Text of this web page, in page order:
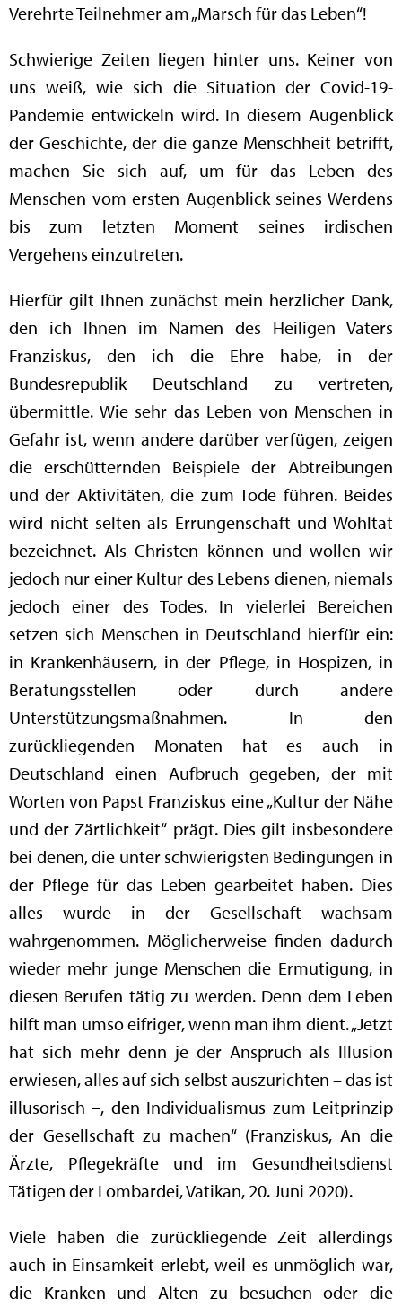
Verehrte Teilnehmer am „Marsch für das Leben“!
Schwierige Zeiten liegen hinter uns. Keiner von
uns weiß, wie sich die Situation der Covid-19-
Pandemie entwickeln wird. In diesem Augenblick
der Geschichte, der die ganze Menschheit betrifft,
machen Sie sich auf, um für das Leben des
Menschen vom ersten Augenblick seines Werdens
bis zum letzten Moment seines irdischen
Vergehens einzutreten.
Hierfür gilt Ihnen zunächst mein herzlicher Dank,
den ich Ihnen im Namen des Heiligen Vaters
Franziskus, den ich die Ehre habe, in der
Bundesrepublik Deutschland zu vertreten,
übermittle. Wie sehr das Leben von Menschen in
Gefahr ist, wenn andere darüber verfügen, zeigen
die erschütternden Beispiele der Abtreibungen
und der Aktivitäten, die zum Tode führen. Beides
wird nicht selten als Errungenschaft und Wohltat
bezeichnet. Als Christen können und wollen wir
jedoch nur einer Kultur des Lebens dienen, niemals
jedoch einer des Todes. In vielerlei Bereichen
setzen sich Menschen in Deutschland hierfür ein:
in Krankenhäusern, in der Pflege, in Hospizen, in
Beratungsstellen oder durch andere
Unterstützungsmaßnahmen. In den
zurückliegenden Monaten hat es auch in
Deutschland einen Aufbruch gegeben, der mit
Worten von Papst Franziskus eine „Kultur der Nähe
und der Zärtlichkeit“ prägt. Dies gilt insbesondere
bei denen, die unter schwierigsten Bedingungen in
der Pflege für das Leben gearbeitet haben. Dies
alles wurde in der Gesellschaft wachsam
wahrgenommen. Möglicherweise finden dadurch
wieder mehr junge Menschen die Ermutigung, in
diesen Berufen tätig zu werden. Denn dem Leben
hilft man umso eifriger, wenn man ihm dient. „Jetzt
hat sich mehr denn je der Anspruch als Illusion
erwiesen, alles auf sich selbst auszurichten – das ist
illusorisch –, den Individualismus zum Leitprinzip
der Gesellschaft zu machen“ (Franziskus, An die
Ärzte, Pflegekräfte und im Gesundheitsdienst
Tätigen der Lombardei, Vatikan, 20. Juni 2020).
Viele haben die zurückliegende Zeit allerdings
auch in Einsamkeit erlebt, weil es unmöglich war,
die Kranken und Alten zu besuchen oder die